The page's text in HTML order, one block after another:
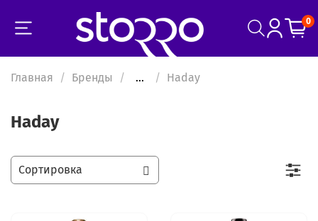
0
Главная Бренды ... Haday
Haday